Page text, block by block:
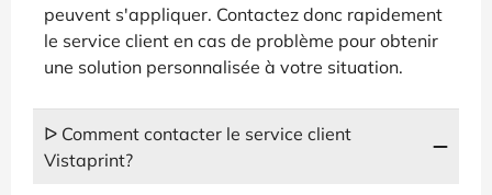
peuvent s'appliquer. Contactez donc rapidement
le service client en cas de problème pour obtenir
une solution personnalisée à votre situation.
ᐅ Comment contacter le service client
Vistaprint?